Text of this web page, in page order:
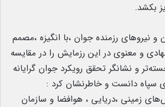
بکشد.
نیروهای رزمنده جوان ،با انگیزه ،مصمم
و معنوی در این رزمایش را در مقایسه
و نشانگر تحقق رویکرد جوان گرایانه
سپاه دانست و خاطرنشان کرد :
زمینی ،دریایی ، هوافضا و سازمان